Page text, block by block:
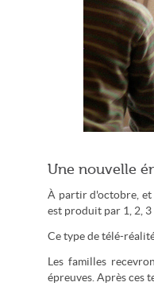
Une nouvelle
À partir d'octobre, et
est produit par 1, 2,
Ce type de télé-
Les familles
épreuves. Après ces